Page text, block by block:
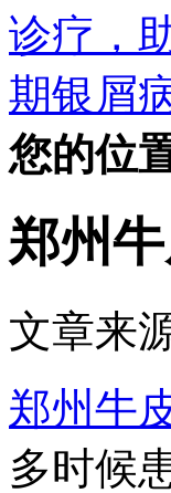
诊疗，
期银屑
您的位
郑州
文章来
郑州牛
多时候